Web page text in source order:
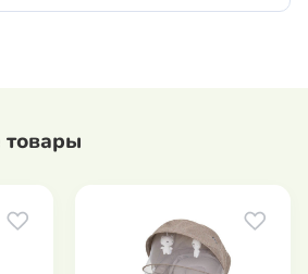
где вы находитесь дома, на